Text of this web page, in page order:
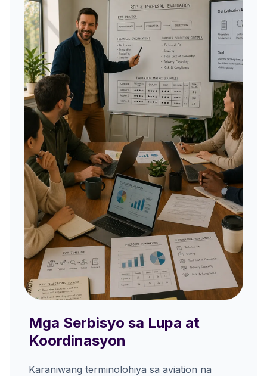
Mga Serbisyo sa Lupa at
Koordinasyon
Karaniwang terminolohiya sa aviation na